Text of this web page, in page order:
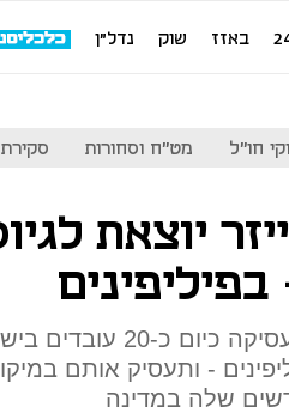
באזז שוק נדל"ן
חו"ל מט"ח וסחורות
יוצאת
- ותעסיק אותם
שלה במדינה